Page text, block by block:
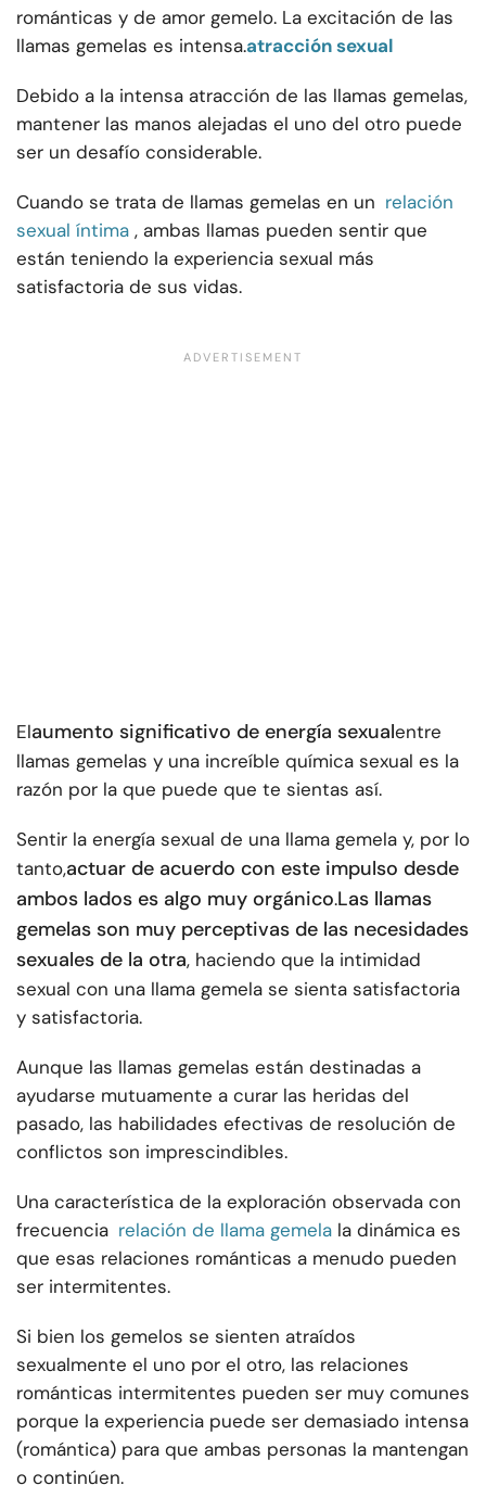
románticas y de amor gemelo. La excitación de las
llamas gemelas es intensa.atracción sexual
Debido a la intensa atracción de las llamas gemelas,
mantener las manos alejadas el uno del otro puede
ser un desafío considerable.
Cuando se trata de llamas gemelas en un relación
sexual íntima , ambas llamas pueden sentir que
están teniendo la experiencia sexual más
satisfactoria de sus vidas.
Elaumento significativo de energía sexualentre
llamas gemelas y una increíble química sexual es la
razón por la que puede que te sientas así.
Sentir la energía sexual de una llama gemela y, por lo
tanto,actuar de acuerdo con este impulso desde
ambos lados es algo muy orgánico.Las llamas
gemelas son muy perceptivas de las necesidades
sexuales de la otra, haciendo que la intimidad
sexual con una llama gemela se sienta satisfactoria
y satisfactoria.
Aunque las llamas gemelas están destinadas a
ayudarse mutuamente a curar las heridas del
pasado, las habilidades efectivas de resolución de
conflictos son imprescindibles.
Una característica de la exploración observada con
frecuencia relación de llama gemela la dinámica es
que esas relaciones románticas a menudo pueden
ser intermitentes.
Si bien los gemelos se sienten atraídos
sexualmente el uno por el otro, las relaciones
románticas intermitentes pueden ser muy comunes
porque la experiencia puede ser demasiado intensa
(romántica) para que ambas personas la mantengan
o continúen.